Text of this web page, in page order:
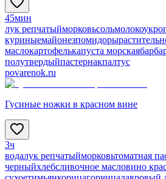
45мин
лук репчатыйморковьсольмолоко
куриныемайонезпомидоры
маслокартофелькапуста морская
полутвердыйпастернакпалтус
povarenok.ru
Гусиные ножки в красном вине
3ч
водалук репчатыйморковьтоматная
черныйхлебсливочное масловино